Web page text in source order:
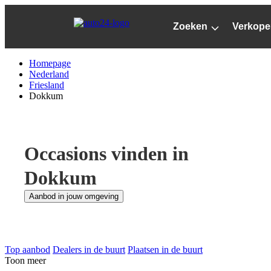
Zoeken
Homepage
Nederland
Friesland
Dokkum
Occasions vinden in
Dokkum
Aanbod in jouw omgeving
Top aanbod Dealers in de buurt Plaatsen in de buurt
Toon meer